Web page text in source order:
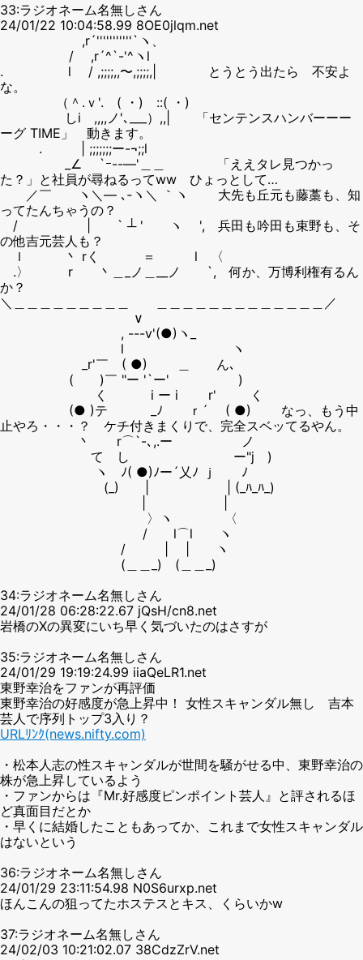
33:ラジオネーム名無しさん
24/01/22 10:04:58.99 8OE0jlqm.net
,r´'''''''''''`ヽ、
/ ,r´^`-'^ヽl
. l / ,;;;;,,〜,;;;;,| とうとう出たら 不安よ
な。
（＾.ｖ'. ( ・) ::( ・)
しi ,,,,ノ'､___）,,| 「センテンスハンバーーー
ーグ TIME」 動きます。
. | ;;;;;;;ー-¬;;l
_∠ `ｰ--―'＿＿ 「ええタレ見つかっ
た？」と社員が尋ねるってww ひょっとして…
／￣ ヽ＼― ､‐ヽ＼ ｀ヽ 大先も丘元も藤藁も、知
ってたんちゃうの？
/ | ` ┴ ' ヽ ', 兵田も吟田も束野も、そ
の他吉元芸人も？
ｌ 丶 rく ＝ l 〈
.〉 r 丶＿_ノ＿__ノ `, 何か、万博利権有るん
か？
＼＿＿＿＿＿＿＿＿＿ ＿＿＿＿＿＿＿＿＿＿＿＿＿／
∨
, ---v'(●)ヽ_
l ヽ
_r'￣ ( ●) ＿ ん､
( )￣ "ー '`ー' ゝ )
ゝ く i ー i r' く
(● )テ ゝ_ﾉ ｒ´ ( ●) なっ、もう中
止やろ・・・？ ケチ付きまくりで、完全スベッてるやん。
丶 r⌒`-､,.ー ノ
て し ー"j )
ヽ ﾉ( ●)ﾉー´乂ﾉ ｊ ﾉ
(_) | | (_ﾊ_ﾊ_)
〉ヽ 〈
/ l⌒l ヽ
/ | | ヽ
(＿＿_) (＿＿_)
34:ラジオネーム名無しさん
24/01/28 06:28:22.67 jQsH/cn8.net
岩橋のXの異変にいち早く気づいたのはさすが
35:ラジオネーム名無しさん
24/01/29 19:19:24.99 iiaQeLR1.net
東野幸治をファンが再評価
東野幸治の好感度が急上昇中！ 女性スキャンダル無し 吉本
芸人で序列トップ3入り？
URLﾘﾝｸ(news.nifty.com)
・松本人志の性スキャンダルが世間を騒がせる中、東野幸治の
株が急上昇しているよう
・ファンからは『Mr.好感度ピンポイント芸人』と評されるほ
ど真面目だとか
・早くに結婚したこともあってか、これまで女性スキャンダル
はないという
36:ラジオネーム名無しさん
24/01/29 23:11:54.98 N0S6urxp.net
ほんこんの狙ってたホステスとキス、くらいかw
37:ラジオネーム名無しさん
24/02/03 10:21:02.07 38CdzZrV.net